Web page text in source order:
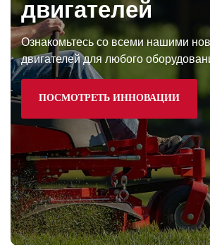
двигателей
Ознакомьтесь со всеми нашими
двигателей для любого
ПОСМОТРЕТЬ ИННОВАЦИИ